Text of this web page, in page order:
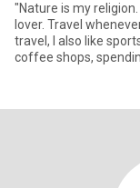
"Nature is my religion. The
lover. Travel whenever I have
travel, I also like
coffee shops,